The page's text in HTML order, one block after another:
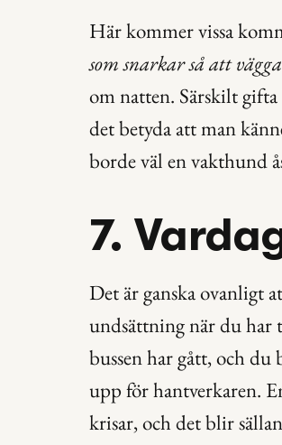
Här kommer vissa
som snarkar så att
om natten. Särskilt
det betyda att man
borde väl en vakthund
7.
Det är ganska ovanligt
undsättning när du har
bussen har gått, och du
upp för hantverkaren.
krisar, och det blir